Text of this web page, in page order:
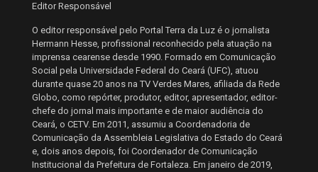
Editor Responsável
O editor responsável pelo Portal Terra da Luz é o jornalista
Hermann Hesse, profissional reconhecido pela atuação na
imprensa cearense desde 1990. Formado em Comunicação
Social pela Universidade Federal do Ceará (UFC), atuou
durante quase 20 anos na TV Verdes Mares, afiliada da Rede
Globo, como repórter, produtor, editor, apresentador, editor-
chefe do jornal mais importante e de maior audiência do
Ceará, o CETV. Em 2011, assumiu a Coordenadoria de
Comunicação da Assembleia Legislativa do Estado do Ceará
e, dois anos depois, foi Coordenador de Comunicação
Institucional da Prefeitura de Fortaleza. Em janeiro de 2019,